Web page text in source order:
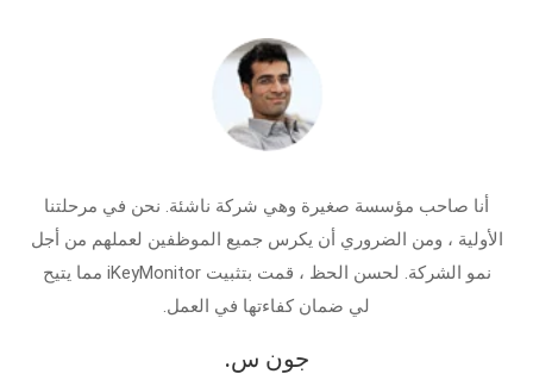
أنا صاحب مؤسسة صغيرة وهي شركة ناشئة. نحن في مرحلتنا
الأولية ، ومن الضروري أن يكرس جميع الموظفين لعملهم من أجل
نمو الشركة. لحسن الحظ ، قمت بتثبيت iKeyMonitor مما يتيح
لي ضمان كفاءتها في العمل.
جون س.